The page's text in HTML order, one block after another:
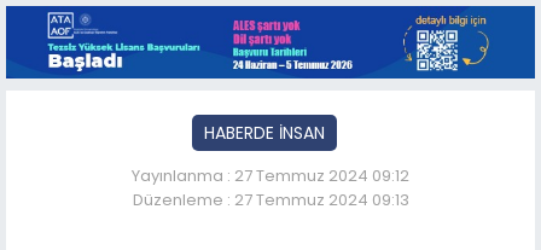
HABERDE İNSAN
Yayınlanma : 27 Temmuz 2024 09:12
Düzenleme : 27 Temmuz 2024 09:13